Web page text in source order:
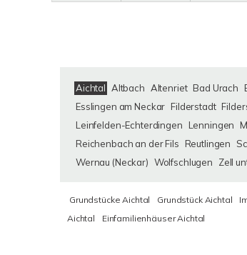
Aichtal Altbach Altenriet Bad Urach
Esslingen am Neckar Filderstadt
Leinfelden-Echterdingen
Lenningen
Reichenbach an der Fils
Reutlingen
Wernau (Neckar) Wolfschlugen Zell
Grundstücke Aichtal Grundstück Aichtal
Aichtal
Einfamilienhäuser Aichtal